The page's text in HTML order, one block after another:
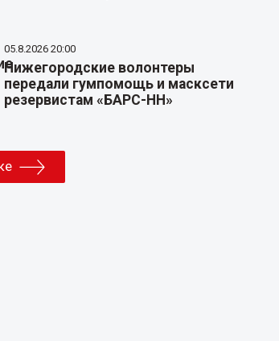
05.8.2026 20:00
Нижегородские волонтеры
передали гумпомощь и масксети
резервистам «БАРС-НН»